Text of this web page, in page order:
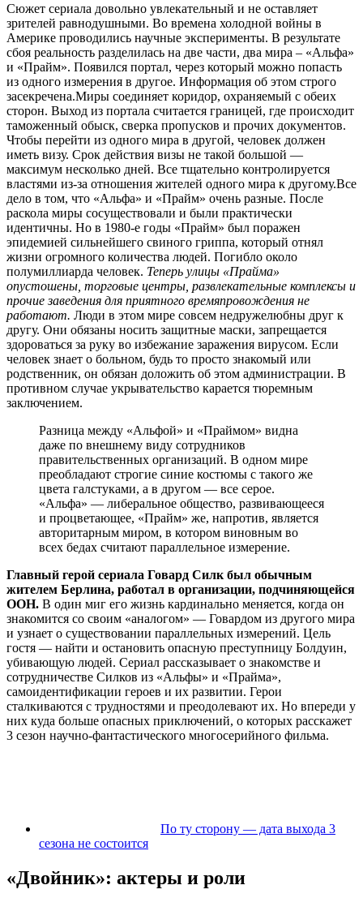
Сюжет сериала довольно увлекательный и не оставляет
зрителей равнодушными. Во времена холодной войны в
Америке проводились научные эксперименты. В результате
сбоя реальность разделилась на две части, два мира – «Альфа»
и «Прайм». Появился портал, через который можно попасть
из одного измерения в другое. Информация об этом строго
засекречена.Миры соединяет коридор, охраняемый с обеих
сторон. Выход из портала считается границей, где происходит
таможенный обыск, сверка пропусков и прочих документов.
Чтобы перейти из одного мира в другой, человек должен
иметь визу. Срок действия визы не такой большой —
максимум несколько дней. Все тщательно контролируется
властями из-за отношения жителей одного мира к другому.Все
дело в том, что «Альфа» и «Прайм» очень разные. После
раскола миры сосуществовали и были практически
идентичны. Но в 1980-е годы «Прайм» был поражен
эпидемией сильнейшего свиного гриппа, который отнял
жизни огромного количества людей. Погибло около
полумиллиарда человек. Теперь улицы «Прайма»
опустошены, торговые центры, развлекательные комплексы и
прочие заведения для приятного времяпровождения не
работают. Люди в этом мире совсем недружелюбны друг к
другу. Они обязаны носить защитные маски, запрещается
здороваться за руку во избежание заражения вирусом. Если
человек знает о больном, будь то просто знакомый или
родственник, он обязан доложить об этом администрации. В
противном случае укрывательство карается тюремным
заключением.
Разница между «Альфой» и «Праймом» видна
даже по внешнему виду сотрудников
правительственных организаций. В одном мире
преобладают строгие синие костюмы с такого же
цвета галстуками, а в другом — все серое.
«Альфа» — либеральное общество, развивающееся
и процветающее, «Прайм» же, напротив, является
авторитарным миром, в котором виновным во
всех бедах считают параллельное измерение.
Главный герой сериала Говард Силк был обычным
жителем Берлина, работал в организации, подчиняющейся
ООН. В один миг его жизнь кардинально меняется, когда он
знакомится со своим «аналогом» — Говардом из другого мира
и узнает о существовании параллельных измерений. Цель
гостя — найти и остановить опасную преступницу Болдуин,
убивающую людей. Сериал рассказывает о знакомстве и
сотрудничестве Силков из «Альфы» и «Прайма»,
самоидентификации героев и их развитии. Герои
сталкиваются с трудностями и преодолевают их. Но впереди у
них куда больше опасных приключений, о которых расскажет
3 сезон научно-фантастического многосерийного фильма.
По ту сторону — дата выхода 3
сезона не состоится
«Двойник»: актеры и роли